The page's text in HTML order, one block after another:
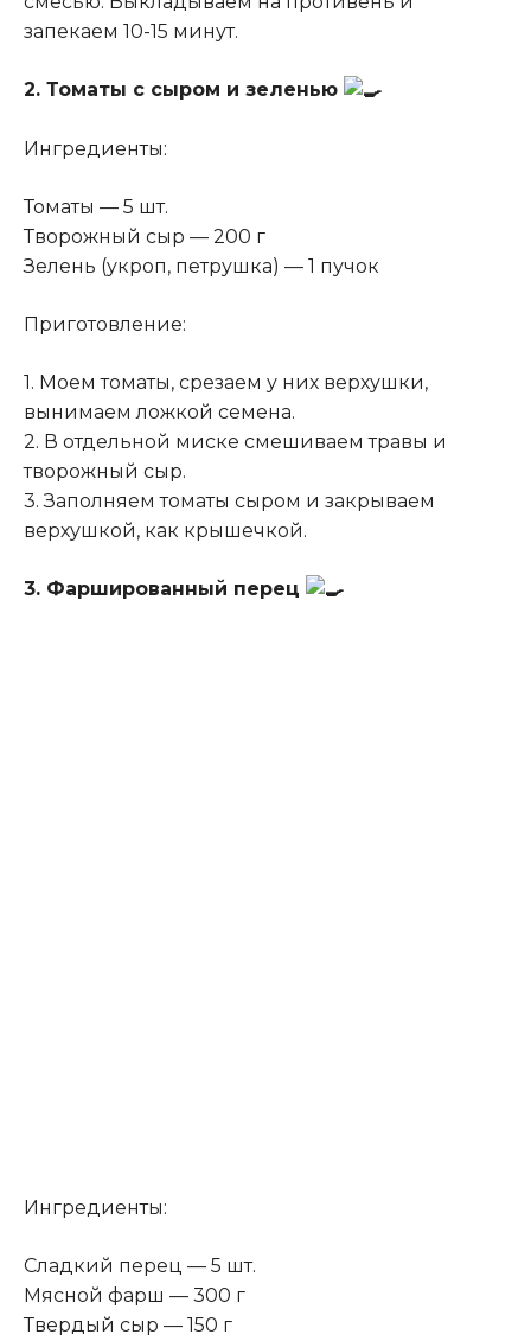
запекаем 10-15 минут.
2. Томаты с сыром и зеленью
Ингредиенты:
Томаты — 5 шт.
Творожный сыр — 200 г
Зелень (укроп, петрушка) — 1 пучок
Приготовление:
1. Моем томаты, срезаем у них верхушки,
вынимаем ложкой семена.
2. В отдельной миске смешиваем травы и
творожный сыр.
3. Заполняем томаты сыром и закрываем
верхушкой, как крышечкой.
3. Фаршированный перец
Ингредиенты:
Сладкий перец — 5 шт.
Мясной фарш — 300 г
Твердый сыр — 150 г